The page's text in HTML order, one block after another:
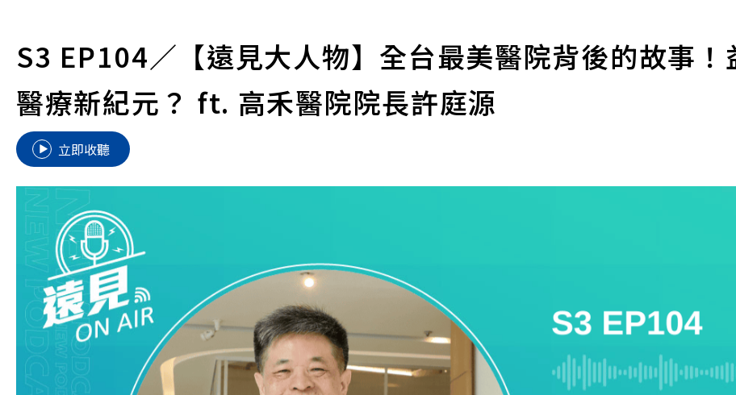
S3 EP104／【遠見大人物】全台最美醫院背後的故事
醫療新紀元？ ft. 高禾醫院院長許庭源
立即收聽